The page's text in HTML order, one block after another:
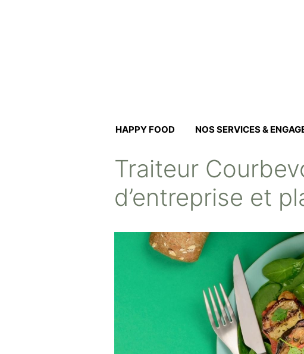
HAPPY FOOD NOS SERVICES &
Traiteur
d’entreprise et